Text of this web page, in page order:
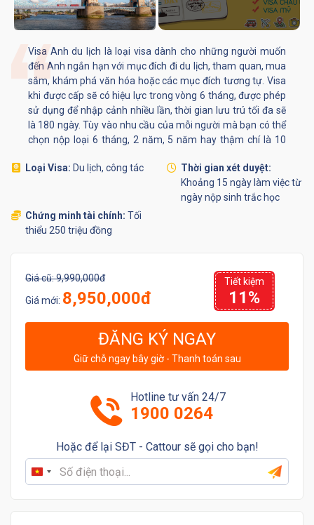
Visa Anh du lịch là loại visa dành cho những người muốn
đến Anh ngắn hạn với mục đích đi du lịch, tham quan, mua
sắm, khám phá văn hóa hoặc các mục đích tương tự. Visa
khi được cấp sẽ có hiệu lực trong vòng 6 tháng, được phép
sử dụng để nhập cảnh nhiều lần, thời gian lưu trú tối đa sẽ
là 180 ngày. Tùy vào nhu cầu của mỗi người mà bạn có thể
chọn nộp loại 6 tháng, 2 năm, 5 năm hay thậm chí là 10
Loại Visa: Du lịch, công tác
Thời gian xét duyệt:
Khoảng 15 ngày làm việc từ
ngày nộp sinh trắc học
Chứng minh tài chính: Tối
thiểu 250 triệu đồng
Giá cũ:9,990,000đ
Giá mới: 8,950,000đ
Tiết kiệm
11%
ĐĂNG KÝ NGAY
Giữ chỗ ngay bây giờ - Thanh toán sau
Hotline tư vấn 24/7
1900 0264
Hoặc để lại SĐT - Cattour sẽ gọi cho bạn!
Vietnam